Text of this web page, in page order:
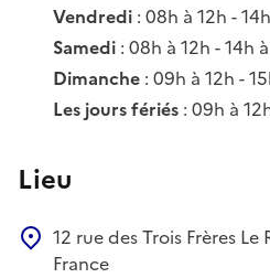
Vendredi : 08h à 12h -
Samedi : 08h à 12h - 14h
Dimanche : 09h à 12h -
Les jours fériés : 09h à
Lieu
12 rue des Trois Frères Le
France